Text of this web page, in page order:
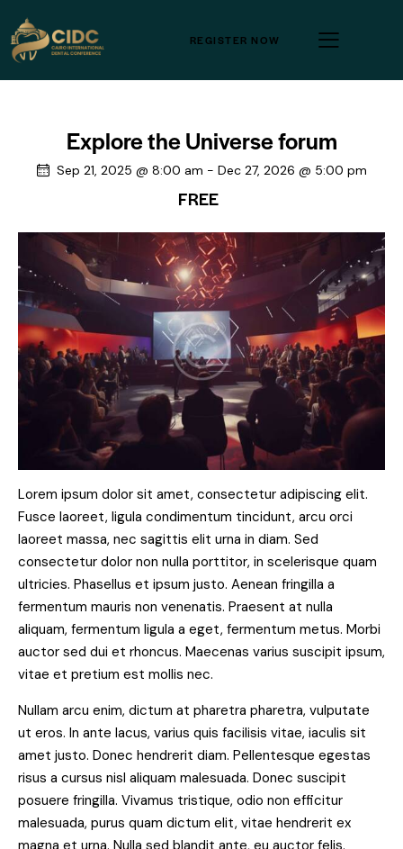
REGISTER NOW
Explore the Universe forum
Sep 21, 2025 @ 8:00 am - Dec 27, 2026 @ 5:00 pm
FREE
Lorem ipsum dolor sit amet, consectetur adipiscing elit.
Fusce laoreet, ligula condimentum tincidunt, arcu orci
laoreet massa, nec sagittis elit urna in diam. Sed
consectetur dolor non nulla porttitor, in scelerisque quam
ultricies. Phasellus et ipsum justo. Aenean fringilla a
fermentum mauris non venenatis. Praesent at nulla
aliquam, fermentum ligula a eget, fermentum metus. Morbi
auctor sed dui et rhoncus. Maecenas varius suscipit ipsum,
vitae et pretium est mollis nec.
Nullam arcu enim, dictum at pharetra pharetra, vulputate
ut eros. In ante lacus, varius quis facilisis vitae, iaculis sit
amet justo. Donec hendrerit diam. Pellentesque egestas
risus a cursus nisl aliquam malesuada. Donec suscipit
posuere fringilla. Vivamus tristique, odio non efficitur
malesuada, purus quam dictum elit, vitae hendrerit ex
magna et urna. Nulla sed blandit ante, eu auctor felis.